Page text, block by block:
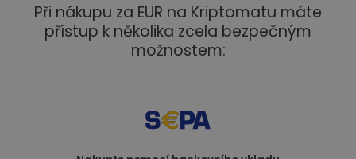
Při nákupu za EUR na Kriptomatu máte
přístup k několika zcela bezpečným
možnostem: